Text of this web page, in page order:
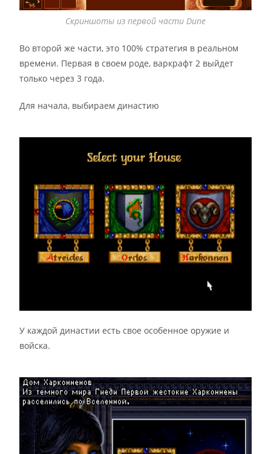
Скриншоты из первой части Dune
Во второй же части, это 100% стратегия в реальном
времени. Первая в своем роде, варкрафт 2 выйдет
только через 3 года.
Для начала, выбираем династию
У каждой династии есть свое особенное оружие и
войска.